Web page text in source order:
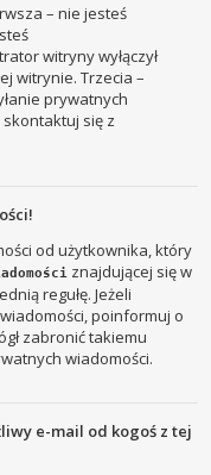
– nie jesteś
witryny wyłączył
witrynie. Trzecia –
prywatnych
się z
od użytkownika, który
znajdującej się w
regułę. Jeżeli
poinformuj o
zabronić takiemu
wiadomości.
e-mail od kogoś z tej